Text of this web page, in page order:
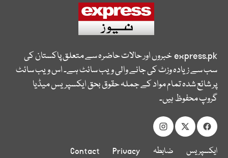
express.pkخبروں اور حالات حاضرہ سے متعلق پاکستان کی
سب سے زیادہ وزٹ کی جانے والی ویب سائٹ ہے۔ اس ویب سائٹ
پر شائع شدہ تمام مواد کے جملہ حقوق بحق ایکسپریس میڈیا
گروپ محفوظ ہیں۔
ایکسپریس ضابطہ Privacy
Contact